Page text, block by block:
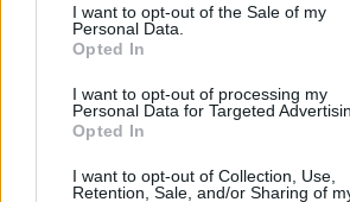
I want to opt-out of the Sale of my
Personal Data.
Opted In
I want to opt-out of processing my
Personal Data for Targeted
Opted In
I want to opt-out of Collection, Use,
Retention, Sale, and/or Sharing of